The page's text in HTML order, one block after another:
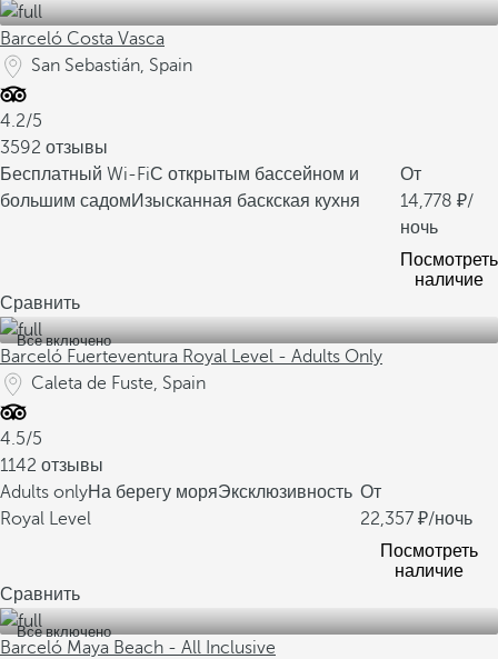
Barceló Costa Vasca
San Sebastián, Spain
4.2/5
3592 отзывы
Бесплатный Wi-FiС открытым бассейном и
большим садомИзысканная баскская кухня
От
14,778
/
ночь
Посмотреть
наличие
Сравнить
Все включено
Barceló Fuerteventura Royal Level - Adults Only
Caleta de Fuste, Spain
4.5/5
1142 отзывы
Adults onlyНа берегу моряЭксклюзивность
Royal Level
От
22,357
/ночь
Посмотреть
наличие
Сравнить
Все включено
Barceló Maya Beach - All Inclusive